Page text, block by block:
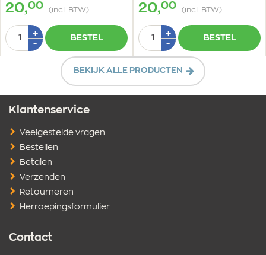
20,00 (incl. BTW)
Aantal
+Plus
-Min
1
BESTEL
20,00 (incl. BTW)
Aantal
+Plus
-Min
1
BESTEL
BEKIJK ALLE PRODUCTEN
Klantenservice
Veelgestelde vragen
Bestellen
Betalen
Verzenden
Retourneren
Herroepingsformulier
Contact